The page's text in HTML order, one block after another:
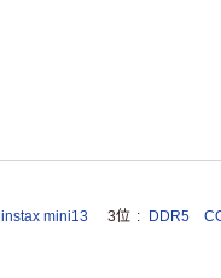
instax mini13 3位 DDR5